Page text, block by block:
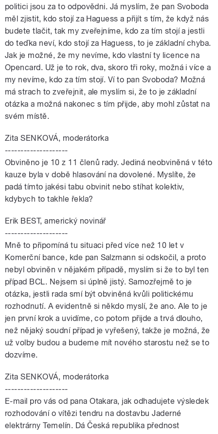
politici jsou za to odpovědni. Já myslím, že pan Svoboda
měl zjistit, kdo stojí za Haguess a přijít s tím, že když nás
budete tlačit, tak my zveřejníme, kdo za tím stojí a jestli
do teďka neví, kdo stojí za Haguess, to je základní chyba.
Jak je možné, že my nevíme, kdo vlastní ty licence na
Opencard. Už je to rok, dva, skoro tři roky, možná i více a
my nevíme, kdo za tím stojí. Ví to pan Svoboda? Možná
má strach to zveřejnit, ale myslím si, že to je základní
otázka a možná nakonec s tím přijde, aby mohl zůstat na
svém místě.
Zita SENKOVÁ, moderátorka
--------------------
Obviněno je 10 z 11 členů rady. Jediná neobviněná v této
kauze byla v době hlasování na dovolené. Myslíte, že
padá tímto jakési tabu obvinit nebo stíhat kolektiv,
kdybych to takhle řekla?
Erik BEST, americký novinář
--------------------
Mně to připomíná tu situaci před více než 10 let v
Komerční bance, kde pan Salzmann si odskočil, a proto
nebyl obviněn v nějakém případě, myslím si že to byl ten
případ BCL. Nejsem si úplně jistý. Samozřejmě to je
otázka, jestli rada smí být obviněná kvůli politickému
rozhodnutí. A evidentně si někdo myslí, že ano. Ale to je
jen první krok a uvidíme, co potom přijde a trvá dlouho,
než nějaký soudní případ je vyřešený, takže je možná, že
už volby budou a budeme mít nového starostu než se to
dozvíme.
Zita SENKOVÁ, moderátorka
--------------------
E-mail pro vás od pana Otakara, jak odhadujete výsledek
rozhodování o vítězi tendru na dostavbu Jaderné
elektrárny Temelín. Dá Česká republika přednost